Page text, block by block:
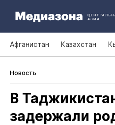
Афганистан Казахстан
Новость
В
задержали